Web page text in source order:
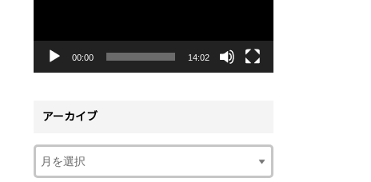
ヤ
00:00 14:02
アーカイブ